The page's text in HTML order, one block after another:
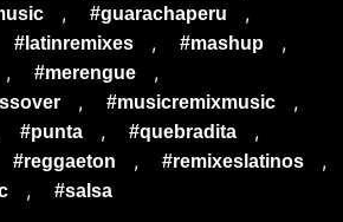
, #guarachaperu ,
#latinremixes , #mashup ,
, #merengue ,
, #musicremixmusic ,
#punta , #quebradita ,
#reggaeton , #remixeslatinos ,
, #salsa